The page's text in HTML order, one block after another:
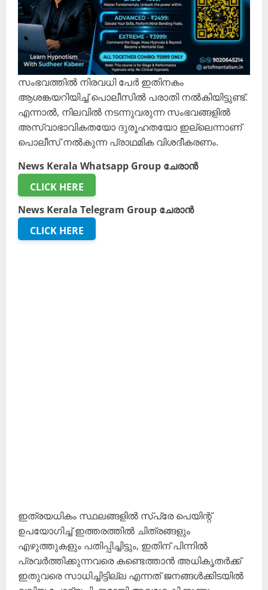
സംഭവത്തിൽ നിരവധി പേർ ഇതിനകം
ആശങ്കയറിയിച്ച് പൊലീസിൽ പരാതി നൽകിയിട്ടുണ്ട്.
എന്നാൽ, നിലവിൽ നടന്നുവരുന്ന സംഭവങ്ങളിൽ
അസ്വാഭാവികതയോ ദുരൂഹതയോ ഇല്ലെന്നാണ്
പൊലീസ് നൽകുന്ന പ്രാഥമിക വിശദീകരണം.
News Kerala Whatsapp Group ചേരാൻ
CLICK HERE
News Kerala Telegram Group ചേരാൻ
CLICK HERE
ഇത്രയധികം സ്ഥലങ്ങളിൽ സ്‌പ്രേ പെയിന്റ്
ഉപയോഗിച്ച് ഇത്തരത്തിൽ ചിത്രങ്ങളും
എഴുത്തുകളും പതിപ്പിച്ചിട്ടും, ഇതിന് പിന്നിൽ
പ്രവർത്തിക്കുന്നവരെ കണ്ടെത്താൻ അധികൃതർക്ക്
ഇതുവരെ സാധിച്ചിട്ടില്ല എന്നത് ജനങ്ങൾക്കിടയിൽ